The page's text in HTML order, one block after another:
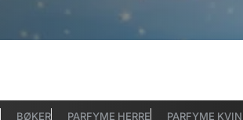
BØKER PARFYME HERRE PARFYME